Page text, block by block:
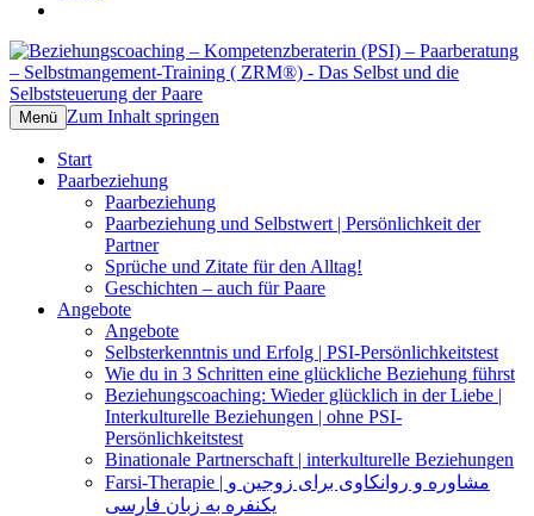
Beziehungscoaching –
Kompetenzberaterin (PSI) –
Training ( ZRM®)
Das Selbst und die Selbststeuerung der
Paare
Menü Zum Inhalt springen
Start
Paarbeziehung
Paarbeziehung
Paarbeziehung und Selbstwert | Persönlichkeit der
Partner
Sprüche und Zitate für den Alltag!
Geschichten – auch für Paare
Angebote
Angebote
Selbsterkenntnis und Erfolg | PSI-Persönlichkeitstest
Wie du in 3 Schritten eine glückliche Beziehung führst
Beziehungscoaching: Wieder glücklich in der Liebe |
Interkulturelle Beziehungen | ohne PSI-
Persönlichkeitstest
Binationale Partnerschaft | interkulturelle Beziehungen
Farsi-Therapie | مشاوره و روانکاوی برای زوجین و
یکنفره به زبان فارسی